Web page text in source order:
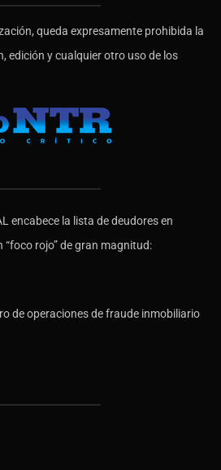
queda expresamente prohibida la
edición y cualquier otro uso de los
encabece la lista de deudores en
“foco rojo” de gran magnitud:
de operaciones de fraude inmobiliario